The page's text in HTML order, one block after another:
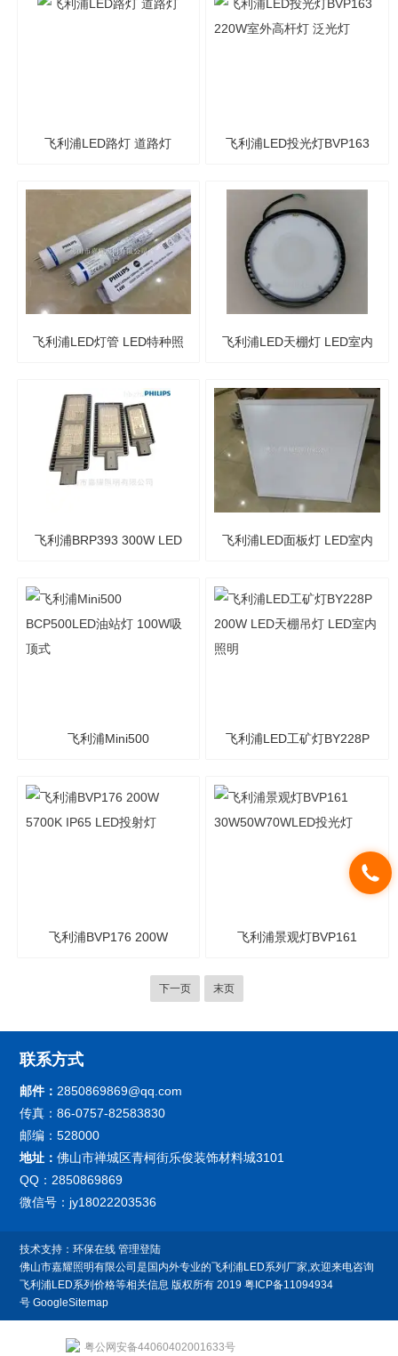
飞利浦LED路灯 道路灯 飞利浦LED投光灯BVP163
飞利浦LED灯管 LED特种照 飞利浦LED天棚灯 LED室内
飞利浦BRP393 300W LED 飞利浦LED面板灯 LED室内
飞利浦Mini500
吸顶式
飞利浦LED工矿灯BY228P
内照明
飞利浦BVP176 200W
5700K IP65 LED投射灯
飞利浦景观灯BVP161
30W50W70WLED投光灯
下一页 末页
联系方式
邮件： 2850869869@qq.com
传真：86-0757-82583830
邮编：528000
地址：佛山市禅城区青柯街乐俊装饰材料城3101
QQ：2850869869
微信号：jy18022203536
技术支持：环保在线 管理登陆
佛山市嘉耀照明有限公司是国内外专业的飞利浦LED系列厂家,欢迎来电咨询
飞利浦LED系列价格等相关信息 版权所有 2019粤ICP备11094934
号 GoogleSitemap
粤公网安备44060402001633号